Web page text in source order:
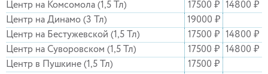
Центр на Комсомола (1,5 Тл)
17500 ₽
14800 ₽
Центр на Динамо (3 Тл)
19000 ₽
Центр на Бестужевской (1,5 Тл)
17500 ₽
14800 ₽
Центр на Суворовском (1,5 Тл)
17500 ₽
14800 ₽
Центр в Пушкине (1,5 Тл)
17500 ₽